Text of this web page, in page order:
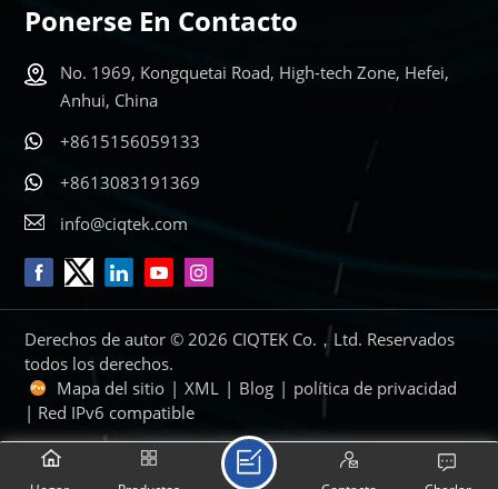
Ponerse En Contacto
No. 1969, Kongquetai Road, High-tech Zone, Hefei,
Anhui, China
+8615156059133
+8613083191369
info@ciqtek.com
Derechos de autor © 2026 CIQTEK Co.，Ltd. Reservados
todos los derechos.
Mapa del sitio | XML | Blog | política de privacidad
| Red IPv6 compatible